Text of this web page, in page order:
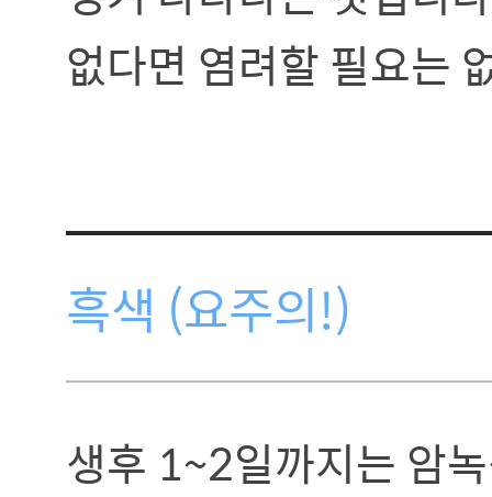
없다면 염려할 필요는
흑색 (요주의!)
생후 1~2일까지는 암